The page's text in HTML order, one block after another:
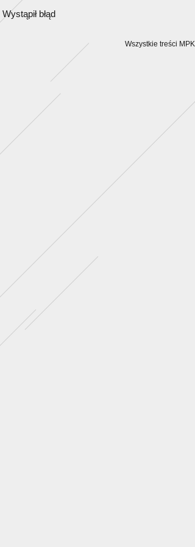
Wystąpił błąd
Wszystkie treści